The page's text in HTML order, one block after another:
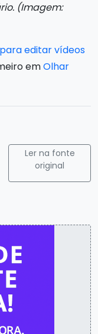
(Imagem:
editar vídeos
emOlhar
Ler na fonte
original